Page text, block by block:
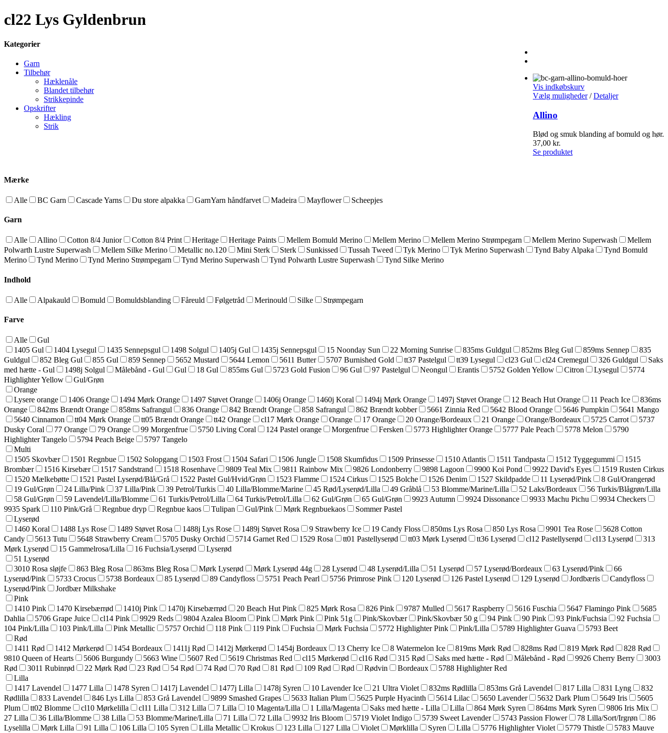
cl22 Lys Gyldenbrun
Vis indkøbskurv
Vælg muligheder/ Detaljer
Allino
Blød og smuk blanding af bomuld og hør.
37,00 kr.
Se produktet
Mærke
Alle BC Garn Cascade Yarns Du store alpakka GarnYarn håndfarvet Madeira Mayflower Scheepjes
Garn
Alle Allino Cotton 8/4 Junior Cotton 8/4 Print Heritage Heritage Paints Mellem Bomuld Merino Mellem Merino Mellem Merino Strømpegarn Mellem Merino Superwash
Mellem
Polwarth Lustre Superwash
Mellem Silke Merino Metallic no.120 Mini Sterk Sterk Sunkissed Tussah Tweed Tyk Merino Tyk Merino Superwash Tynd Baby Alpaka
Tynd Bomuld
Merino
Tynd Merino Tynd Merino Strømpegarn Tynd Merino Superwash Tynd Polwarth Lustre Superwash Tynd Silke Merino
Indhold
Alle Alpakauld Bomuld Bomuldsblanding Fåreuld Følgetråd Merinould Silke Strømpegarn
Farve
Alle
Gul
1405 Gul
1404 Lysegul 1435 Sennepsgul 1498 Solgul 1405j Gul 1435j Sennepsgul 15 Noonday Sun 22 Morning Sunrise 835ms Guldgul 852ms Bleg Gul 859ms Sennep
835
Guldgul
852 Bleg Gul 855 Gul 859 Sennep 5652 Mustard 5644 Lemon 5611 Butter 5707 Burnished Gold tt37 Pastelgul tt39 Lysegul cl23 Gul cl24 Cremegul 326 Guldgul
Saks
med hætte - Gul
1498j Solgul Målebånd - Gul Gul 18 Gul 855ms Gul 5723 Gold Fusion 96 Gul 97 Pastelgul Neongul Erantis 5752 Golden Yellow Citron Lysegul
5774
Highlighter Yellow
Gul/Grøn
Orange
Lysere orange
1406 Orange 1494 Mørk Orange 1497 Støvet Orange 1406j Orange 1460j Koral 1494j Mørk Orange 1497j Støvet Orange 12 Beach Hut Orange 11 Peach Ice
836ms
Orange
842ms Brændt Orange 858ms Safrangul 836 Orange 842 Brændt Orange 858 Safrangul 862 Brændt kobber 5661 Zinnia Red 5642 Blood Orange 5646 Pumpkin
5641 Mango
5640 Cinnamon
tt04 Mørk Orange tt05 Brændt Orange tt42 Orange cl17 Mørk Orange Orange 17 Orange 20 Orange/Bordeaux 21 Orange Orange/Bordeaux 5725 Carrot
5737
Dusky Coral
77 Orange 79 Orange 99 Morgenfrue 5750 Living Coral 124 Pastel orange Morgenfrue Fersken 5773 Highlighter Orange 5777 Pale Peach 5778 Melon
5790
Highlighter Tangelo
5794 Peach Beige
5797 Tangelo
Multi
1505 Skovbær
1501 Regnbue 1502 Solopgang 1503 Frost 1504 Safari 1506 Jungle 1508 Skumfidus 1509 Prinsesse 1510 Atlantis 1511 Tandpasta 1512 Tyggegummi
1515
Brombær
1516 Kirsebær 1517 Sandstrand 1518 Rosenhave 9809 Teal Mix 9811 Rainbow Mix 9826 Londonberry 9898 Lagoon 9900 Koi Pond 9922 David's Eyes
1519 Rusten Cirkus
1520 Mælkebøtte
1521 Pastel Lyserød/Blå/Grå 1522 Pastel Gul/Hvid/Grøn 1523 Flamme 1524 Cirkus 1525 Bolche 1526 Denim 1527 Skildpadde 11 Lyserød/Pink
8 Gul/Orangerød
19 Gul/Grøn
24 Lilla/Pink 37 Lilla/Pink 39 Petrol/Turkis 40 Lilla/Blomme/Marine 45 Rød/Lyserød/Lilla 49 Gråblå 53 Blomme/Marine/Lilla 52 Laks/Bordeaux
56 Turkis/Blågrøn/Lilla
58 Gul/Grøn
59 Lavendel/Lilla/Blomme 61 Turkis/Petrol/Lilla 64 Turkis/Petrol/Lilla 62 Gul/Grøn 65 Gul/Grøn 9923 Autumn 9924 Dissonance 9933 Machu Pichu
9934 Checkers
9935 Spark
110 Pink/Grå Regnbue dryp Regnbue kaos Tulipan Gul/Pink Mørk Regnbuekaos
Sommer Pastel
Lyserød
1460 Koral
1488 Lys Rose 1489 Støvet Rosa 1488j Lys Rose 1489j Støvet Rosa 9 Strawberry Ice 19 Candy Floss 850ms Lys Rosa 850 Lys Rosa 9901 Tea Rose
5628 Cotton
Candy
5613 Tutu 5648 Strawberry Cream 5705 Dusky Orchid 5714 Garnet Red 1529 Rosa tt01 Pastellyserød tt03 Mørk Lyserød tt36 Lyserød cl12 Pastellyserød cl13 Lyserød
313
Mørk Lyserød
15 Gammelrosa/Lilla 16 Fuchsia/Lyserød
Lyserød
51 Lyserød
3010 Rosa sløjfe
863 Bleg Rosa 863ms Bleg Rosa Mørk Lyserød Mørk Lyserød 44g 28 Lyserød 48 Lyserød/Lilla 51 Lyserød 57 Lyserød/Bordeaux 63 Lyserød/Pink
66
Lyserød/Pink
5733 Crocus 5738 Bordeaux 85 Lyserød 89 Candyfloss 5751 Peach Pearl 5756 Primrose Pink 120 Lyserød 126 Pastel Lyserød 129 Lyserød Jordbæris
Candyfloss
Lyserød/Pink
Jordbær Milkshake
Pink
1410 Pink
1470 Kirsebærrød 1410j Pink 1470j Kirsebærrød 20 Beach Hut Pink 825 Mørk Rosa 826 Pink 9787 Mulled 5617 Raspberry 5616 Fuschia 5647 Flamingo Pink
5685
Dahlia
5706 Grape Juice cl14 Pink 9929 Reds 9804 Azalea Bloom Pink Mørk Pink Pink 51g Pink/Skovbær Pink/Skovbær 50 g 94 Pink 90 Pink 93 Pink/Fuchsia
92 Fuchsia
104 Pink/Lilla
103 Pink/Lilla Pink Metallic 5757 Orchid 118 Pink 119 Pink Fuchsia Mørk Fuchsia 5772 Highlighter Pink Pink/Lilla 5789 Highlighter Guava
5793 Beet
Rød
1411 Rød
1412 Mørkerød 1454 Bordeaux 1411j Rød 1412j Mørkerød 1454j Bordeaux 13 Cherry Ice 8 Watermelon Ice 819ms Mørk Rød 828ms Rød 819 Mørk Rød
828 Rød
9810 Queen of Hearts
5606 Burgundy 5663 Wine 5607 Red 5619 Christmas Red cl15 Mørkerød cl16 Rød 315 Rød Saks med hætte - Rød Målebånd - Rød 9926 Cherry Berry
3003
Rød
3011 Rubinrød 22 Mørk Rød 23 Rød 54 Rød 74 Rød 70 Rød 81 Rød 109 Rød Rød Rødvin Bordeaux
5788 Highlighter Red
Lilla
1417 Lavendel
1477 Lilla 1478 Syren 1417j Lavendel 1477j Lilla 1478j Syren 10 Lavender Ice 21 Ultra Violet 832ms Rødlilla 853ms Grå Lavendel 817 Lilla 831 Lyng
832
Rødlilla
833 Lavendel 846 Lys Lilla 853 Grå Lavendel 9899 Smashed Grapes 5633 Italian Plum 5625 Purple Hyacinth 5614 Lilac 5650 Lavender 5632 Dark Plum 5649 Iris
5605
Plum
tt02 Blomme cl10 Mørkelilla cl11 Lilla 312 Lilla 7 Lilla 10 Magenta/Lilla 1 Lilla/Magenta Saks med hætte - Lilla Lilla 864 Mørk Syren 864ms Mørk Syren
9806 Iris Mix
27 Lilla
36 Lilla/Blomme 38 Lilla 53 Blomme/Marine/Lilla 71 Lilla 72 Lilla 9932 Iris Bloom 5719 Violet Indigo 5739 Sweet Lavender 5743 Passion Flower 78 Lilla/Sort/Irgrøn
86
Lyselilla
Mørk Lilla 91 Lilla 106 Lilla 105 Syren Lilla Metallic Krokus 123 Lilla 127 Lilla Violet Mørklilla Syren Lilla 5776 Highlighter Violet 5779 Thistle
5783 Mauve
Kategorier
Garn
Tilbehør
Hæklenåle
Blandet tilbehør
Strikkepinde
Opskrifter
Hækling
Strik